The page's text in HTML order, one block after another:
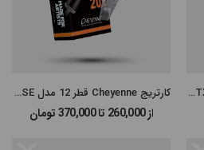
کارتریج Cheyenne قطر 10 مدل Magnum SE TX کارتریج Cheyenne قطر 12 مدل Magnum SE
از 260,000 تا 370,000 تومان